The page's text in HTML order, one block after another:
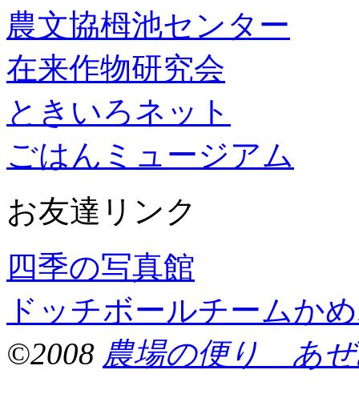
農文協栂池センター
在来作物研究会
ときいろネット
ごはんミュージアム
お友達リンク
四季の写真館
ドッチボールチームか
©2008 農場の便り あぜ